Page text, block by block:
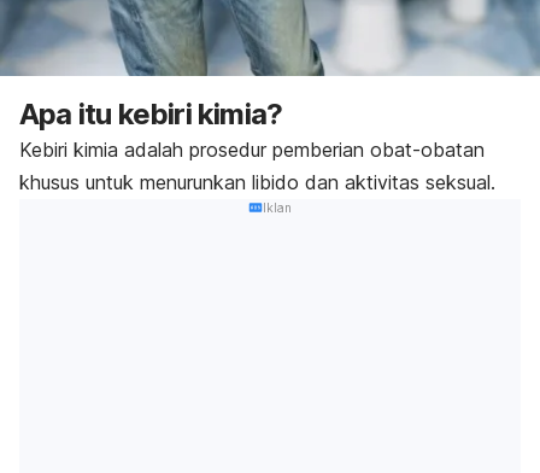
Apa itu kebiri kimia?
Kebiri kimia adalah prosedur pemberian obat-obatan
khusus untuk menurunkan libido dan aktivitas seksual.
Iklan